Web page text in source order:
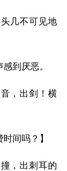
几不可见地
到厌恶。
，出剑！横
间吗？】
，出刺耳的